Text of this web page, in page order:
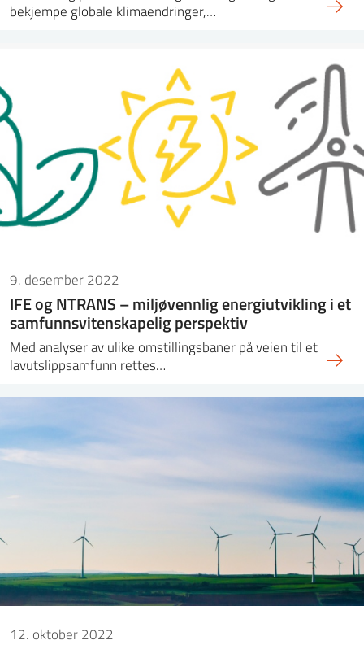
bekjempe globale klimaendringer,…
9. desember 2022
IFE og NTRANS – miljøvennlig energiutvikling i et
samfunnsvitenskapelig perspektiv
Med analyser av ulike omstillingsbaner på veien til et
lavutslippsamfunn rettes…
12. oktober 2022